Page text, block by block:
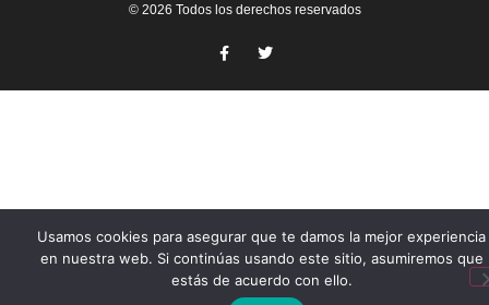
© 2026 Todos los derechos reservados
Usamos cookies para asegurar que te damos la mejor experiencia
en nuestra web. Si continúas usando este sitio, asumiremos que
estás de acuerdo con ello.